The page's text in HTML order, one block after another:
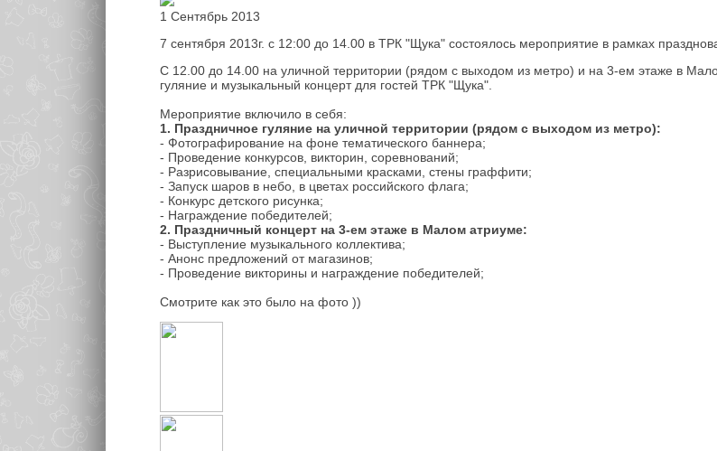
1 Сентябрь 2013
7 сентября 2013г. с 12:00 до 14.00 в ТРК "Щука" состоялось мероприятие в рамках
С 12.00 до 14.00 на уличной территории (рядом с выходом из метро) и на 3-ем этаже в
гуляние и музыкальный концерт для гостей ТРК "Щука".
Мероприятие включило в себя:
1. Праздничное гуляние на уличной территории (рядом с выходом из метро):
- Фотографирование на фоне тематического баннера;
- Проведение конкурсов, викторин, соревнований;
- Разрисовывание, специальными красками, стены граффити;
- Запуск шаров в небо, в цветах российского флага;
- Конкурс детского рисунка;
- Награждение победителей;
2. Праздничный концерт на 3-ем этаже в Малом атриуме:
- Выступление музыкального коллектива;
- Анонс предложений от магазинов;
- Проведение викторины и награждение победителей;
Смотрите как это было на фото ))